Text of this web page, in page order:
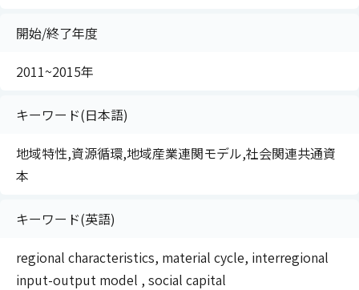
開始/終了年度
2011~2015年
キーワード(日本語)
地域特性,資源循環,地域産業連関モデル,社会関連共通資
本
キーワード(英語)
regional characteristics, material cycle, interregional
input-output model , social capital